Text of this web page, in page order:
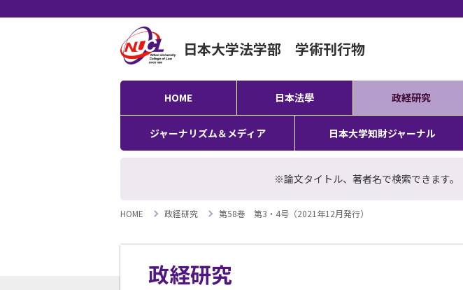
日本大学法学部 学術刊行物
HOME 日本法學 政経研究
ジャーナリズム＆メディア 日本大学知財ジャーナル
※論文タイトル、著者名で検索できます。
HOME 政経研究 第58巻 第3・4号（2021年12月発行）
政経研究